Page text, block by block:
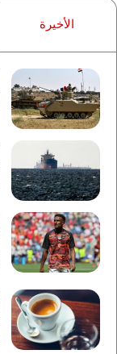
الأخيرة